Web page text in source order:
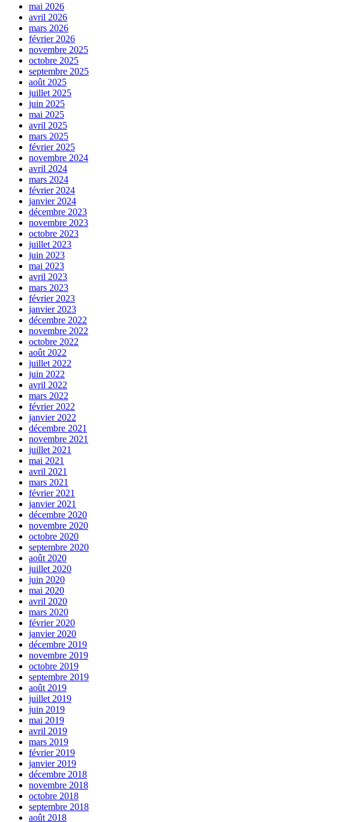
mai 2026
avril 2026
mars 2026
février 2026
novembre 2025
octobre 2025
septembre 2025
août 2025
juillet 2025
juin 2025
mai 2025
avril 2025
mars 2025
février 2025
novembre 2024
avril 2024
mars 2024
février 2024
janvier 2024
décembre 2023
novembre 2023
octobre 2023
juillet 2023
juin 2023
mai 2023
avril 2023
mars 2023
février 2023
janvier 2023
décembre 2022
novembre 2022
octobre 2022
août 2022
juillet 2022
juin 2022
avril 2022
mars 2022
février 2022
janvier 2022
décembre 2021
novembre 2021
juillet 2021
mai 2021
avril 2021
mars 2021
février 2021
janvier 2021
décembre 2020
novembre 2020
octobre 2020
septembre 2020
août 2020
juillet 2020
juin 2020
mai 2020
avril 2020
mars 2020
février 2020
janvier 2020
décembre 2019
novembre 2019
octobre 2019
septembre 2019
août 2019
juillet 2019
juin 2019
mai 2019
avril 2019
mars 2019
février 2019
janvier 2019
décembre 2018
novembre 2018
octobre 2018
septembre 2018
août 2018